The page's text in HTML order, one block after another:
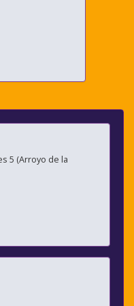
5 (Arroyo de la